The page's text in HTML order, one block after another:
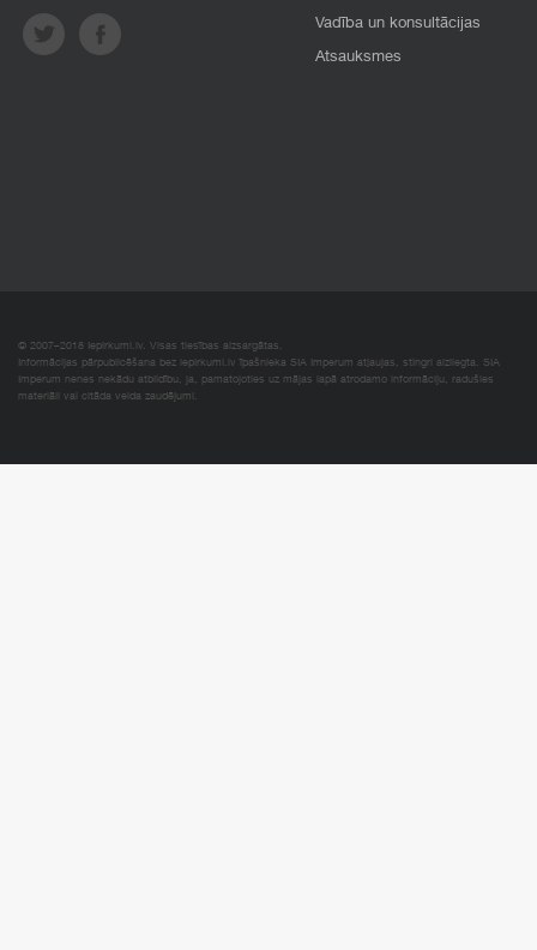
Vadība un konsultācijas
Atsauksmes
© 2007–2018 Iepirkumi.lv. Visas tiesības aizsargātas.
Informācijas pārpublicēšana bez iepirkumi.lv īpašnieka SIA Imperum atļaujas, stingri aizliegta. SIA
Imperum nenes nekādu atbildību, ja, pamatojoties uz mājas lapā atrodamo informāciju, radušies
materiāli vai citāda veida zaudējumi.